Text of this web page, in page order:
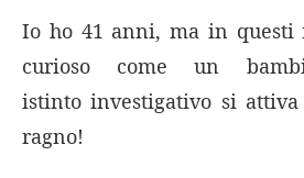
Io ho 41 anni, ma in questi
curioso come un
istinto investigativo si
ragno!